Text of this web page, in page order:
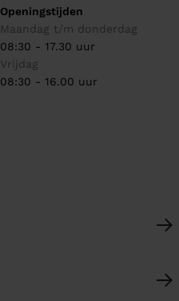
Openingstijden
Maandag t/m donderdag
08:30 - 17.30 uur
Vrijdag
08:30 - 16.00 uur